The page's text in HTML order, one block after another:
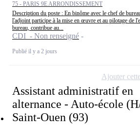
75 - PARIS 9E ARRONDISSEMENT
Description du poste : En binôme avec le chef de
l'adjoint participe à la mise en œuvre et au pilotage de
bureau, contribue au...
CDI - Non renseigné
Publié il y a 2 jours
Assistant administratif en
alternance - Auto-école
Saint-Ouen (93)
Ajouter